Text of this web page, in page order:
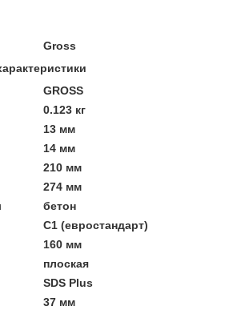
Gross
GROSS
0.123 кг
13 мм
14 мм
210 мм
274 мм
бетон
С1 (евростандарт)
160 мм
плоская
SDS Plus
37 мм